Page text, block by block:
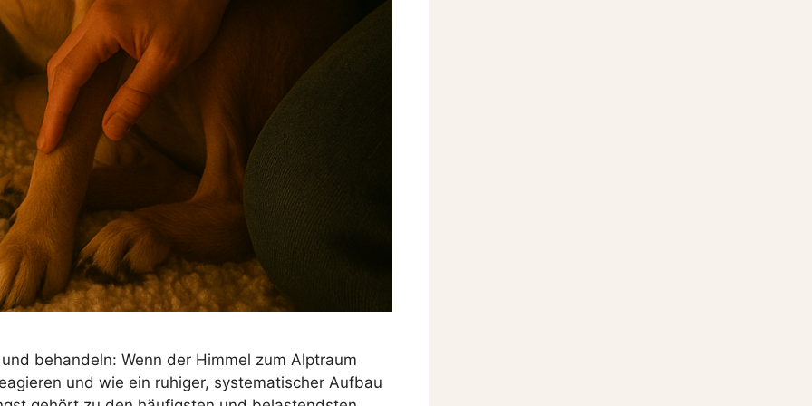
behandeln: Wenn der Himmel zum Alptraum
und wie ein ruhiger, systematischer Aufbau